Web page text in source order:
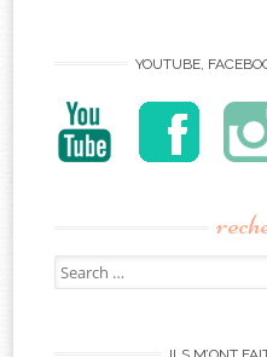
YOUTUBE,
Search
for: